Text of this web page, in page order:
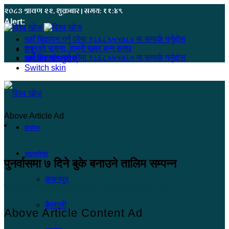
२०८३ श्रावण २२, शुक्रबार | समय: ११:४९
Alert:
यहाँ बिज्ञापन गर्नु परेमा ९८६८५५५७८० मा सम्पर्क गर्नुहोस
हजुरको सूचना, हाम्रो खबर बन्न सक्छ
यहाँ बिज्ञापन गर्नु परेमा ९८६८५५५७८० मा सम्पर्क गर्नुहोस
मेनू
समाचार खोज्नुहोस्
Switch skin
होमपेज
सुदूरपश्चिम
कंचनपुर
कैलाली
Above Article Ad
पुनर्वासमा ७ दिने बुके बनाउने तालिम सम्पन्न
२०८३ जेष्ठ २९, शुक्रबार १०:०९
Above Article Content Ad